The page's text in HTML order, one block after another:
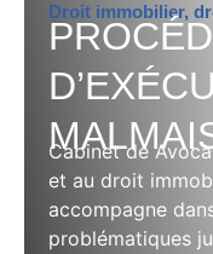
Droit immobilier,
Cabinet de
et au droit
accompagne
problématiques